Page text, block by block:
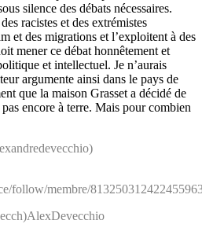
silence des débats nécessaires.
racistes et des extrémistes
et des migrations et l’exploitent à des
mener ce débat honnêtement et
et intellectuel. Je n’aurais
argumente ainsi dans le pays de
que la maison Grasset a décidé de
encore à terre. Mais pour combien
follow/membre/